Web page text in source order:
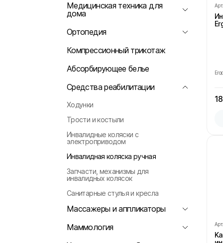
Двухкомпонентные уроприемники
Пластины
Анальные тампоны
Тампоны для стомы
Катетеры
Наборы
Уропрезервативы
Мочеприёмники
Медицинская техника для
дома
Тонометры
Ортопедия
Бандаж на брюшную полость
Бандажи на голеностопный сустав
Ортопедические стельки, подкладки
Компресс
Бандажи на колено
Корректоры осанки
Корсет на поясничный отдел
Бандаж на плечевой сустав
Бандаж для руки
Бандаж для шеи
Бандаж на палец и лучезапястный
Компрессионный трикотаж
Абсорбирующее белье
Средства реабилитации
Ходунки
Трости и костыли
Инвалидные коляски с
электроприводом
Инвалидная коляска ручная
Запчасти, механизмы для
инвалидных колясок
Санитарные стулья и кресла
Массажеры и аппликаторы
Аппликаторы
Массажеры
Маммология
Арт.
Арт.